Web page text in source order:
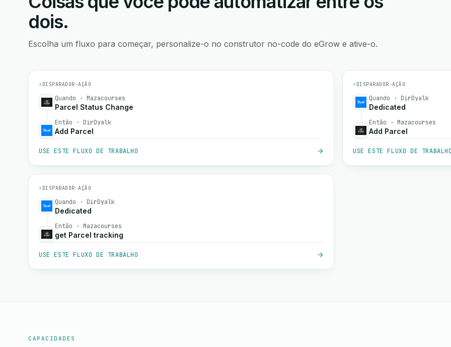
dois.
Escolha um fluxo para começar, personalize-o no construtor no-code do eGrow e ative-o.
⚡ DISPARADOR→AÇÃO
Quando · Mazacourses
Parcel Status Change
Então · DirDyalk
Add Parcel
USE ESTE FLUXO DE TRABALHO
⚡ DISPARADOR→AÇÃO
Quando · DirDyalk
Dedicated
Então · Mazacourses
Add Parcel
USE ESTE FLUXO DE
⚡ DISPARADOR→AÇÃO
Quando · DirDyalk
Dedicated
Então · Mazacourses
get Parcel tracking
USE ESTE FLUXO DE TRABALHO
CAPACIDADES